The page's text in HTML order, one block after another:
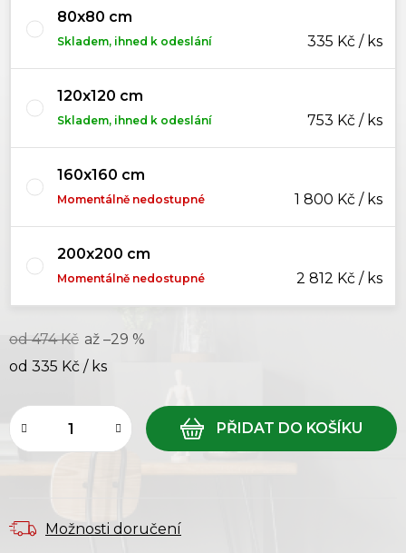
80x80 cm
Skladem, ihned k odeslání 335 Kč / ks
120x120 cm
Skladem, ihned k odeslání 753 Kč / ks
160x160 cm
Momentálně nedostupné 1 800 Kč / ks
200x200 cm
Momentálně nedostupné 2 812 Kč / ks
od 474 Kč až –29 %
od 335 Kč / ks
Možnosti doručení